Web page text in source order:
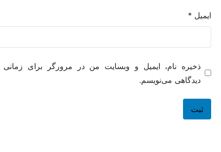
نام، ایمیل و وبسایت من در مرورگر برای زمانی که دوباره
می‌نویسم.